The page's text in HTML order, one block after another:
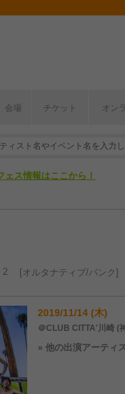
会場 チケット オン
グ】2026年上半期編発表！
ェス情報はここから！
2 オルタナティブ/パンク
2019/11/14 (木)
＠CLUB CITTA'川崎 (
» 他の出演アーティ